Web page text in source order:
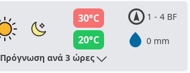
30°C
20°C
1 - 4 BF
0 mm
Πρόγνωση ανά 3 ώρες